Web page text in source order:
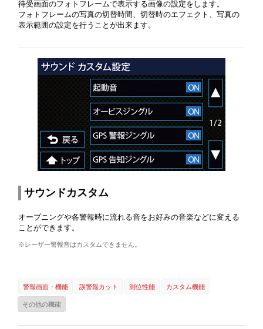
待受画面のフォトフレームで表示する画像の設定をします。
フォトフレームの写真の切替時間、切替時のエフェクト、写真の
表示範囲の設定を行うことが出来ます。
サウンドカスタム
オープニングや各警報時に流れる音をお好みの音楽などに変える
ことができます。
※レーザー警報音はカスタムできません。
警報画面・機能 誤警報カット 測位性能 カスタム機能
その他の機能